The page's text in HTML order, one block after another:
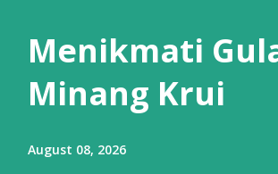
Menikmati
Minang Krui
August 08, 2026